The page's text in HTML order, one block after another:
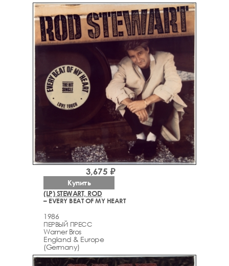
(LP) STEWART, ROD
– EVERY BEAT OF MY HEART
1986
ПЕРВЫЙ ПРЕСС
Warner Bros
England & Europe
(Germany)
3,675 ₽
Купить